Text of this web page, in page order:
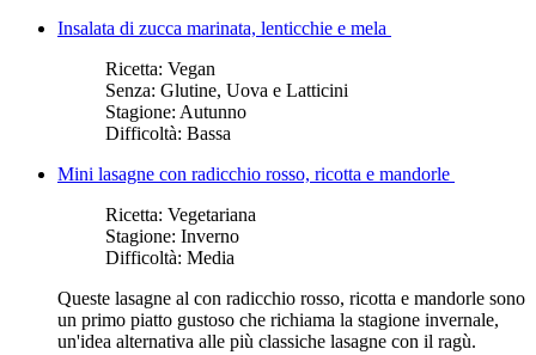
Insalata di zucca marinata, lenticchie e mela
Ricetta: Vegan
Senza: Glutine, Uova e Latticini
Stagione: Autunno
Difficoltà: Bassa
Mini lasagne con radicchio rosso, ricotta e mandorle
Ricetta: Vegetariana
Stagione: Inverno
Difficoltà: Media
Queste lasagne al con radicchio rosso, ricotta e mandorle sono
un primo piatto gustoso che richiama la stagione invernale,
un'idea alternativa alle più classiche lasagne con il ragù.